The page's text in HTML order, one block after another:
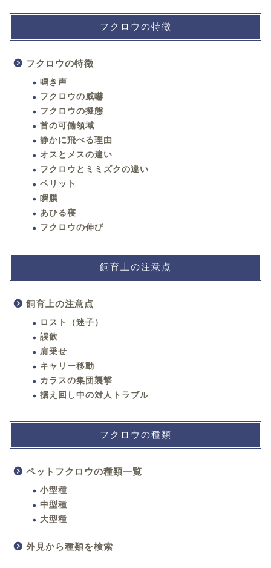
フクロウの特徴
フクロウの特徴
鳴き声
フクロウの威嚇
フクロウの擬態
首の可働領域
静かに飛べる理由
オスとメスの違い
フクロウとミミズクの違い
ペリット
瞬膜
あひる寝
フクロウの伸び
飼育上の注意点
飼育上の注意点
ロスト（迷子）
誤飲
肩乗せ
キャリー移動
カラスの集団襲撃
据え回し中の対人トラブル
フクロウの種類
ペットフクロウの種類一覧
小型種
中型種
大型種
外見から種類を検索